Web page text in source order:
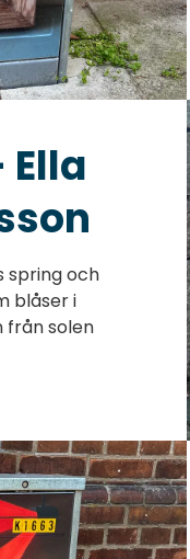
spring och
blåser i
från solen